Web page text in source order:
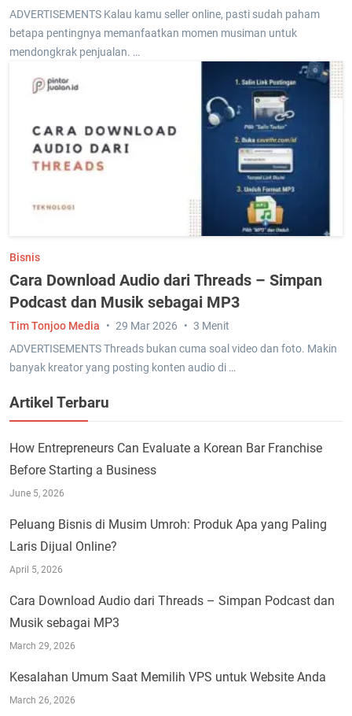
ADVERTISEMENTS Kalau kamu seller online, pasti sudah paham
betapa pentingnya memanfaatkan momen musiman untuk
mendongkrak penjualan. …
Bisnis
Cara Download Audio dari Threads – Simpan
Podcast dan Musik sebagai MP3
ADVERTISEMENTS Threads bukan cuma soal video dan foto. Makin
banyak kreator yang posting konten audio di …
Tim Tonjoo Media 29 Mar 2026 3 Menit
Artikel Terbaru
How Entrepreneurs Can Evaluate a Korean Bar Franchise
Before Starting a Business
June 5, 2026
Peluang Bisnis di Musim Umroh: Produk Apa yang Paling
Laris Dijual Online?
April 5, 2026
Cara Download Audio dari Threads – Simpan Podcast dan
Musik sebagai MP3
March 29, 2026
Kesalahan Umum Saat Memilih VPS untuk Website Anda
March 26, 2026